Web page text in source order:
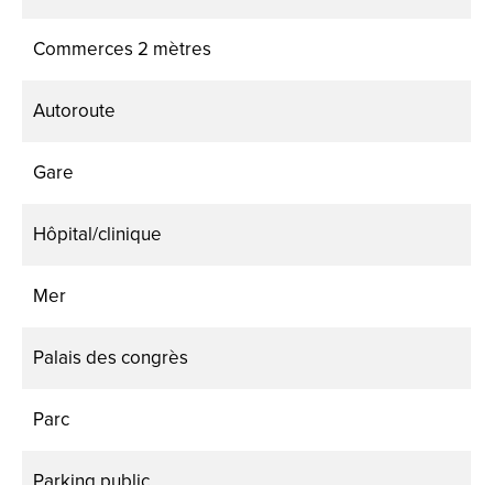
Commerces 2 mètres
Autoroute
Gare
Hôpital/clinique
Mer
Palais des congrès
Parc